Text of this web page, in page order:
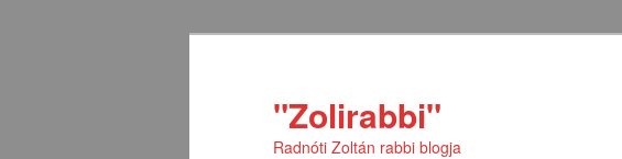
"Zolirabbi"
Radnóti Zoltán rabbi blogja